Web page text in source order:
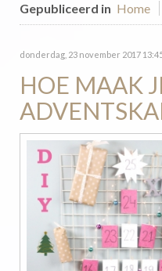
Gepubliceerd in Home
donderdag, 23 november 2017
HOE MAAK